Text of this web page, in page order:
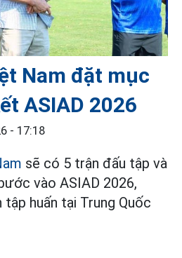
Nam đặt mục
ASIAD 2026
- 17:18
sẽ có 5 trận đấu tập và
vào ASIAD 2026,
huấn tại Trung Quốc